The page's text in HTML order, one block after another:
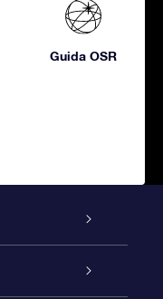
Guida OSR